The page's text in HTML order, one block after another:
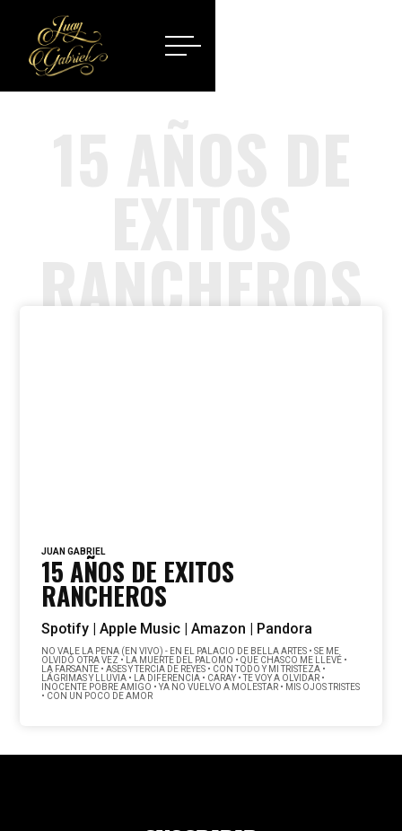
RANCHEROS
JUAN GABRIEL
15 AÑOS DE EXITOS
RANCHEROS
Spotify |Apple Music |Amazon | Pandora
NO VALE LA PENA (EN VIVO) - EN EL PALACIO DE BELLA ARTES • SE ME
OLVIDÓ OTRA VEZ • LA MUERTE DEL PALOMO • QUE CHASCO ME LLEVÉ •
LA FARSANTE • ASES Y TERCIA DE REYES • CON TODO Y MI TRISTEZA •
LÁGRIMAS Y LLUVIA • LA DIFERENCIA • CARAY • TE VOY A OLVIDAR •
INOCENTE POBRE AMIGO • YA NO VUELVO A MOLESTAR • MIS OJOS TRISTES
• CON UN POCO DE AMOR